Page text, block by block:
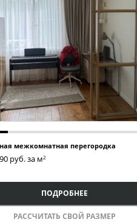
межкомнатная перегородка
руб. за м2
ПОДРОБНЕЕ
РАССЧИТАТЬ СВОЙ РАЗМЕР